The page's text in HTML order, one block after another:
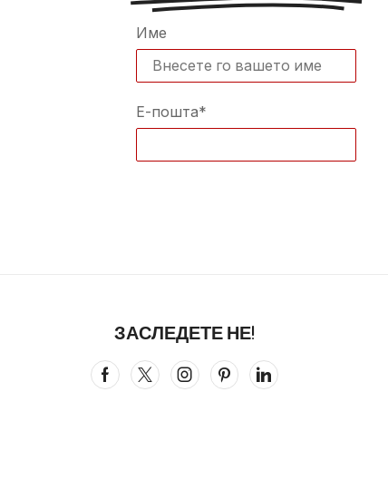
Име
Е-пошта*
ЗАСЛЕДЕТЕ НЕ!